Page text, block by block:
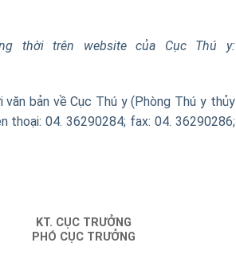
thời trên website của Cục Thú y:
bản về Cục Thú y (Phòng Thú y thủy
thoại: 04. 36290284; fax: 04. 36290286;
KT. CỤC TRƯỞNG
PHÓ CỤC TRƯỞNG